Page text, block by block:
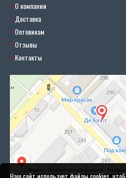
О компании
Доставка
Оптовикам
Отзывы
Контакты
Наш сайт использует файлы cookies,